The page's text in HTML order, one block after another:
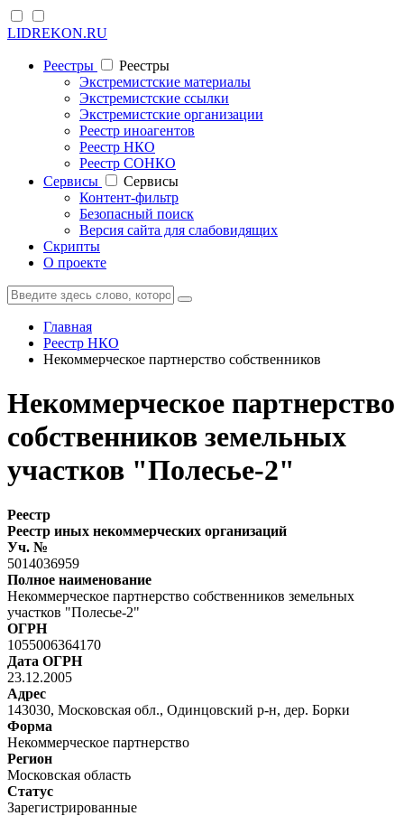
LIDREKON.RU
Реестры
Реестры
Экстремистские материалы
Экстремистские ссылки
Экстремистские организации
Реестр иноагентов
Реестр НКО
Реестр СОНКО
Cервисы
Cервисы
Контент-фильтр
Безопасный поиск
Версия сайта для слабовидящих
Скрипты
О проекте
Главная
Реестр НКО
Некоммерческое партнерство собственников
Некоммерческое партнерство
собственников земельных
участков "Полесье-2"
Реестр
Реестр иных некоммерческих организаций
Уч. №
5014036959
Полное наименование
Некоммерческое партнерство собственников земельных
участков "Полесье-2"
ОГРН
1055006364170
Дата ОГРН
23.12.2005
Адрес
143030, Московская обл., Одинцовский р-н, дер. Борки
Форма
Некоммерческое партнерство
Регион
Московская область
Статус
Зарегистрированные